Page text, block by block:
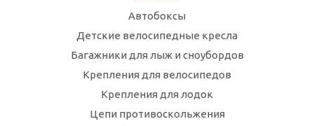
Автобоксы
Детские велосипедные кресла
Багажники для лыж и сноубордов
Крепления для велосипедов
Крепления для лодок
Цепи противоскольжения